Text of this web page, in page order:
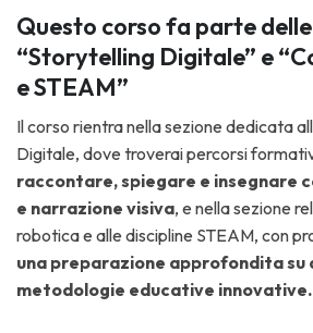
Questo corso fa parte
“Storytelling Digitale” e
e STEAM”
Il corso rientra nella sezione dedicata
Digitale, dove troverai percorsi
raccontare, spiegare e insegnare
e narrazione visiva, e nella sezione
robotica e alle discipline STEAM, con
una preparazione approfondita su
metodologie educative innovative.